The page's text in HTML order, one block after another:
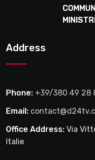
Address
Phone: +39/380 49 28
Email:
Office Address: Via
Italie